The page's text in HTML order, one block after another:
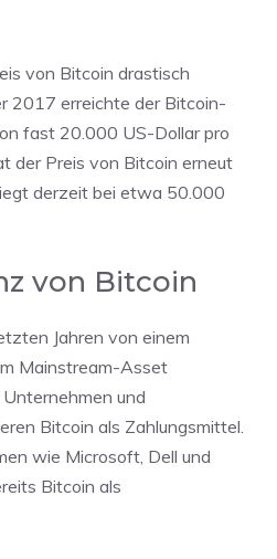
von Bitcoin drastisch
2017 erreichte der Bitcoin-
fast 20.000 US-Dollar pro
der Preis von Bitcoin erneut
derzeit bei etwa 50.000
von Bitcoin
Jahren von einem
Mainstream-Asset
und
Bitcoin als Zahlungsmittel.
wie Microsoft, Dell und
Bitcoin als